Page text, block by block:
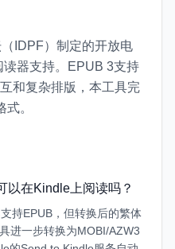
IDPF）制定的开放电
器支持。EPUB 3支持
和复杂排版，本工具完
。
以在Kindle上阅读吗？
持EPUB，但转换后的繁体
进一步转换为MOBI/AZW3